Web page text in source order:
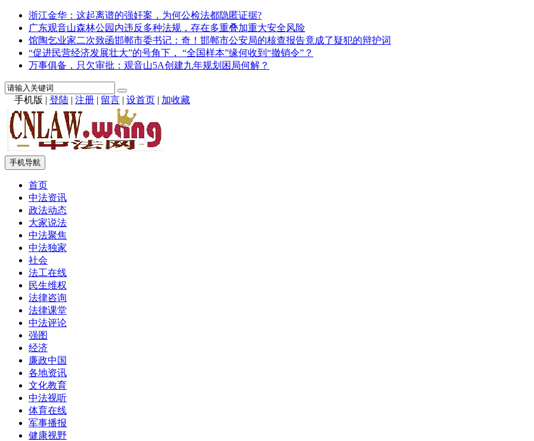
浙江金华：这起离谱的强奸案，为何公检法都隐匿证据?
广东观音山森林公园内违反多种法规，存在多重叠加重大安全风险
馆陶乞业家二次致函邯郸市委书记：奇！邯郸市公安局的核查报告竟成了疑犯的辩护词
“促进民营经济发展壮大”的号角下， “全国样本”缘何收到“撤销令”？
万事俱备，只欠审批：观音山5A创建九年规划困局何解？
手机版 | 登陆 | 注册 | 留言 | 设首页 | 加收藏
手机导航
首页
中法资讯
政法动态
大家说法
中法聚焦
中法独家
社会
法工在线
民生维权
法律咨询
法律课堂
中法评论
强图
经济
廉政中国
各地资讯
文化教育
中法视听
体育在线
军事播报
健康视野